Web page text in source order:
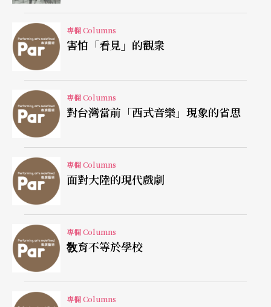
「文化戰爭」即是最明顯的例證。
相對於所有其他國家，美國的國家贊助比重最低，
「國家藝術基金會」與「國家人文基金會」兩者相
加，年預算亦只不過四億美元左右，抵不上一個大
型交響樂團一年的門票收入。由於絕大多數的文化
藝術贊助都由民間提供，國家的角色也就集中在新
風格的鼓勵與實驗創發上。但因美國是個意識型態
對立嚴重的國家，儘管國家贊助只有盞盞之數，但
仍難免「文化藝術國家化」之後，淪爲政策角力的
重心：國家應當贊助具有哪些價値的文化藝術？國
家是否不應當贊助具有哪些價値的文化藝術？
「贊助」背後的意識型態問題
美國的「文化戰爭」起源於一九八一年。代表了新
專欄 Columns
害怕「看見」的觀衆
專欄 Columns
對台灣當前「西式音樂」現象的省思
專欄 Columns
面對大陸的現代戲劇
專欄 Columns
敎育不等於學校
專欄 Columns